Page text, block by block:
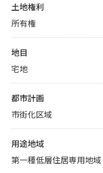
土地権利
所有権
地目
宅地
都市計画
市街化区域
用途地域
第一種低層住居専用地域